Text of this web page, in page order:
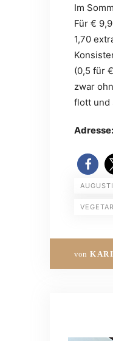
Im
Für €
1,70
(0,5 für
zwar
flott und
Adresse:
von